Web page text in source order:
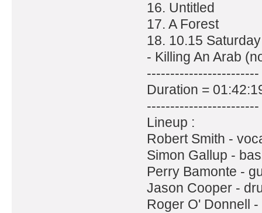
16. Untitled
17. A Forest
18. 10.15
- Killing An Arab
------------------------
Duration =
------------------------
Lineup :
Robert Smith -
Simon Gallup -
Perry Bamonte -
Jason Cooper -
Roger O' Donnell